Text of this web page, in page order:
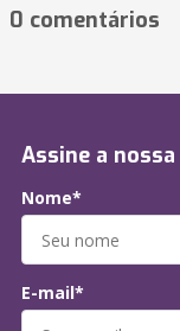
0 comentários
Assine a
Nome*
E-mail*